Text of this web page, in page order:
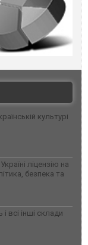
культурі
ліцензію на
безпека та
всі інші склади